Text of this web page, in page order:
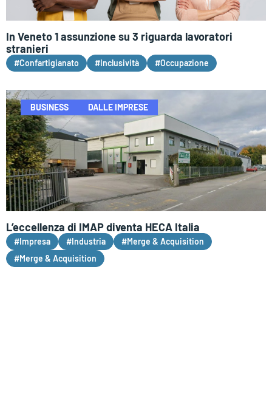
In Veneto 1 assunzione su 3 riguarda lavoratori
stranieri
#Confartigianato #Inclusività #Occupazione
BUSINESS DALLE IMPRESE
L’eccellenza di IMAP diventa HECA Italia
#Impresa #Industria
#Merge & Acquisition
#Merge & Acquisition